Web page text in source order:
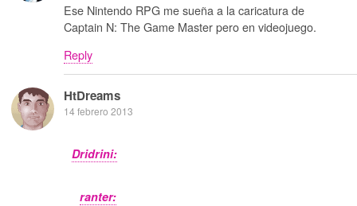
Ese Nintendo RPG me sueña a la caricatura de
Captain N: The Game Master pero en videojuego.
Reply
HtDreams
14 febrero 2013
Dridrini:
ranter: